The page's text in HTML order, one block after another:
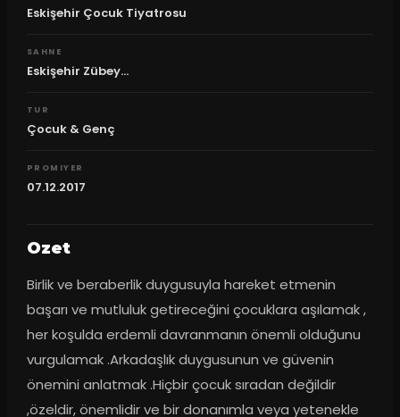
Eskişehir Çocuk Tiyatrosu
SAHNE
Eskişehir Zübey...
TUR
Çocuk & Genç
PROMIYER
07.12.2017
Ozet
Birlik ve beraberlik duygusuyla hareket etmenin
başarı ve mutluluk getireceğini çocuklara aşılamak ,
her koşulda erdemli davranmanın önemli olduğunu
vurgulamak .Arkadaşlık duygusunun ve güvenin
önemini anlatmak .Hiçbir çocuk sıradan değildir
,özeldir, önemlidir ve bir donanımla veya yetenekle